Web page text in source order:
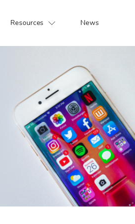
Resources News